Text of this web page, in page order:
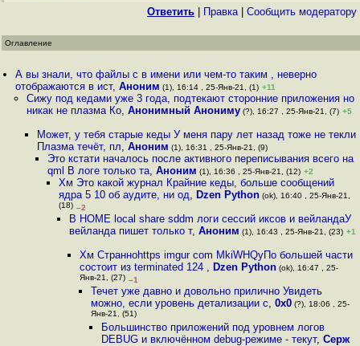
Ответить Правка| Cообщить модератору
Оглавление
А вы знали, что файлы с в имени или чем-то таким , неверно
отображаются в ист,Аноним (1), 16:14 , 25-Янв-21, (1) +11
Сижу под кедами уже 3 года, подтекают сторонние приложения но
никак не плазма Ко, Анонимный Анониму(?), 16:27 , 25-Янв-21, (7) +5
Может, у тебя старые кеды У меня пару лет назад тоже не текли
Плазма течёт, пл, Аноним (1), 16:31 , 25-Янв-21, (9)
Это кстати началось после активного переписывания всего на
qml В логе только та,Аноним (1), 16:36 , 25-Янв-21, (12) +2
Хм Это какой журнал Крайние кеды, больше сообщений
ядра 5 10 об аудите, ни од, Dzen Python(ok), 16:40 , 25-Янв-21,
(18) –2
В HOME local share sddm логи сессий иксов и вейландаУ
вейланда пишет только т, Аноним (1), 16:43 , 25-Янв-21, (23) +1
Хм Странноhttps imgur com MkiWHQyПо большей части
состоит из terminated 124 , Dzen Python (ok), 16:47 , 25-
Янв-21, (27) –1
Течет уже давно и довольно прилично Увидеть
можно, если уровень детализации с, 0x0(?), 18:06 , 25-
Янв-21, (51)
Большинство приложений под уровнем логов
DEBUG и включённом debug-режиме - текут, Серж